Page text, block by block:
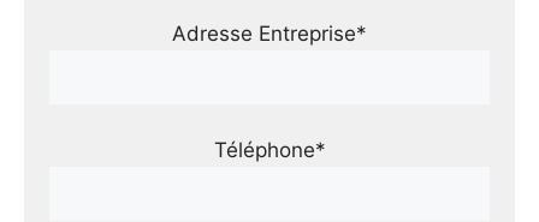
Adresse Entreprise*
Téléphone*